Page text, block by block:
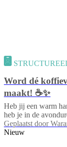
Word dé
maakt! ☕✨
Heb jij een warm
heb je in de
Geplaatst door
Nieuw